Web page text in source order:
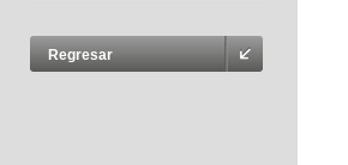
Regresar